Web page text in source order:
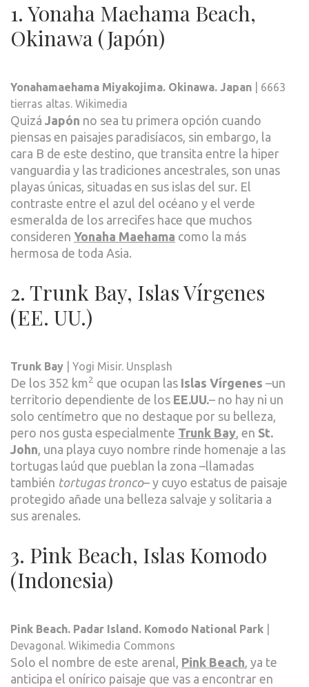
1. Yonaha Maehama Beach,
Okinawa (Japón)
Yonahamaehama Miyakojima. Okinawa. Japan | 6663
tierras altas. Wikimedia
Quizá Japón no sea tu primera opción cuando
piensas en paisajes paradisíacos, sin embargo, la
cara B de este destino, que transita entre la hiper
vanguardia y las tradiciones ancestrales, son unas
playas únicas, situadas en sus islas del sur. El
contraste entre el azul del océano y el verde
esmeralda de los arrecifes hace que muchos
consideren Yonaha Maehama como la más
hermosa de toda Asia.
2. Trunk Bay, Islas Vírgenes
(EE. UU.)
Trunk Bay | Yogi Misir. Unsplash
De los 352 km2 que ocupan las Islas Vírgenes –un
territorio dependiente de los EE.UU.– no hay ni un
solo centímetro que no destaque por su belleza,
pero nos gusta especialmente Trunk Bay , en St.
John , una playa cuyo nombre rinde homenaje a las
tortugas laúd que pueblan la zona –llamadas
también tortugas tronco– y cuyo estatus de paisaje
protegido añade una belleza salvaje y solitaria a
sus arenales.
3. Pink Beach, Islas Komodo
(Indonesia)
Pink Beach. Padar Island. Komodo National Park
Devagonal. Wikimedia Commons
Solo el nombre de este arenal, Pink Beach , ya te
anticipa el onírico paisaje que vas a encontrar en